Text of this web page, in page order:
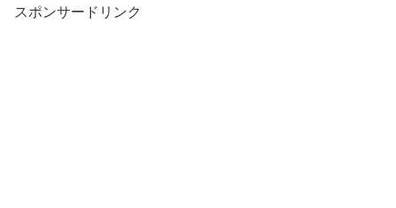
スポンサードリンク